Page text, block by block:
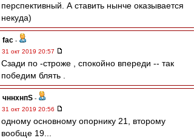
перспективный. А ставить нынче оказывается
некуда)
fac -
31 окт 2019 20:57
Сзади по -строже , спокойно впереди -- так
победим блять .
чннхнпS -
31 окт 2019 20:56
одному основному опорнику 21, второму
вообще 19...